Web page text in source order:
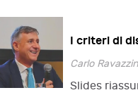
I criteri di
Carlo
Slides